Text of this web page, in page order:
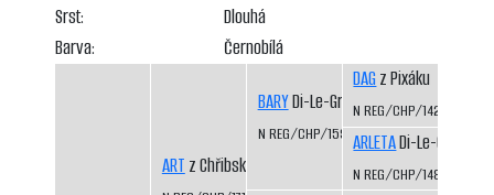
Srst:
Dlouhá
Barva:
Černobílá
ART z Chřibského úpatí
BARYDi-Le-Grej
N REG/CHP/1593/11/13
DAGz Pixáku
N REG/CHP/1425/07/09
ARLETADi-Le-Grej
N REG/CHP/1486/08/10